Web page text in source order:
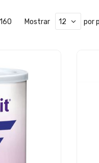
160 Mostrar por